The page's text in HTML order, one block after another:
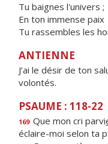
Tu baignes l'univers ;
En ton immense paix
Tu rassembles les
ANTIENNE
J’ai le désir de ton
volontés.
PSAUME : 118-22
169 Que mon cri parvi
éclaire-moi selon ta